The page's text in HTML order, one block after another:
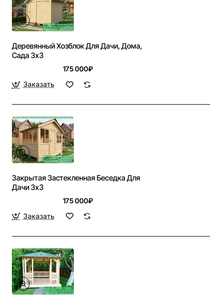
Деревянный Хозблок Для Дачи, Дома,
Сада 3х3
175 000₽
Заказать
Закрытая Застекленная Беседка Для
Дачи 3х3
175 000₽
Заказать